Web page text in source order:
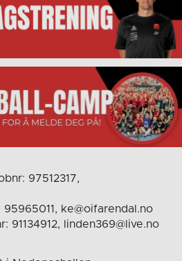
97512317,
ke@oifarendal.no
91134912, linden369@live.no